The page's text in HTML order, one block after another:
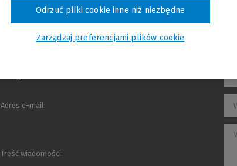
Adres e-mail:
Treść wiadomości:
Zarządzaj preferencjami plików cookie
Odrzuć pliki cookie inne niż niezbędne